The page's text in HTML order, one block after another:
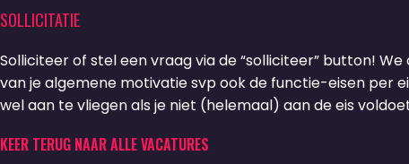
SOLLICITATIE
Solliciteer of stel een vraag via de “solliciteer” button!
van je algemene motivatie svp ook de functie-eisen per
wel aan te vliegen als je niet (helemaal) aan de eis
KEER TERUG NAAR ALLE VACATURES